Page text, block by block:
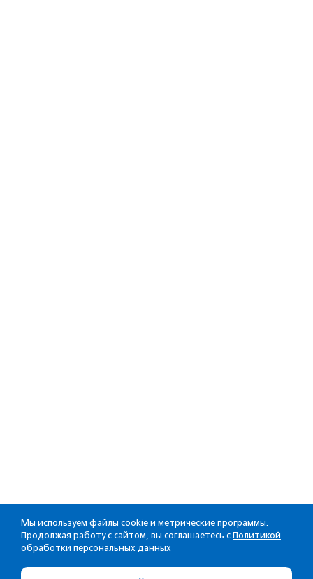
Мы используем файлы cookie и метрические программы.
Продолжая работу с сайтом, вы соглашаетесь с Политикой
обработки персональных данных